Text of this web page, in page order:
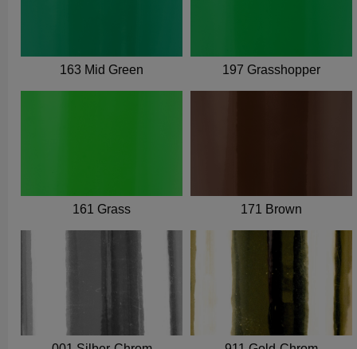
163 Mid Green 197 Grasshopper
161 Grass 171 Brown